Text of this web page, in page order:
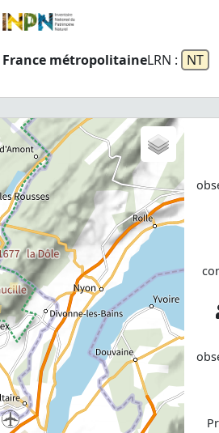
France métropolitaineLRN : NT